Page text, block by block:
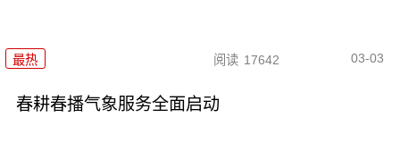
最热 阅读 17642 03-03
春耕春播气象服务全面启动